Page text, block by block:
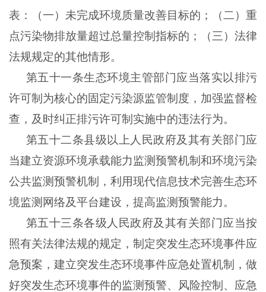
表：（一）未完成环境质量改善目标的；（二）重
点污染物排放量超过总量控制指标的；（三）法律
法规规定的其他情形。
第五十一条生态环境主管部门应当落实以排污
许可制为核心的固定污染源监管制度，加强监督检
查，及时纠正排污许可制实施中的违法行为。
第五十二条县级以上人民政府及其有关部门应
当建立资源环境承载能力监测预警机制和环境污染
公共监测预警机制，利用现代信息技术完善生态环
境监测网络及平台建设，提高监测预警能力。
第五十三条各级人民政府及其有关部门应当按
照有关法律法规的规定，制定突发生态环境事件应
急预案，建立突发生态环境事件应急处置机制，做
好突发生态环境事件的监测预警、风险控制、应急